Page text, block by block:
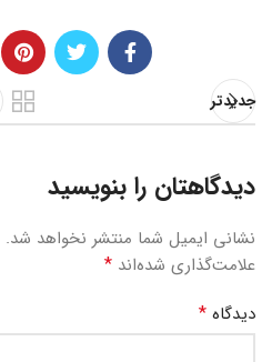
جدیدتر
دیدگاهتان را بنویسید
نشانی ایمیل شما منتشر نخواهد شد.
علامت‌گذاری شده‌اند *
دیدگاه *